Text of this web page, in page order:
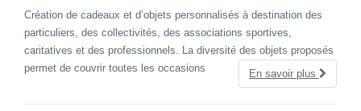
Création de cadeaux et d’objets personnalisés à destination des
particuliers, des collectivités, des associations sportives,
caritatives et des professionnels. La diversité des objets proposés
permet de couvrir toutes les occasions
En savoir plus